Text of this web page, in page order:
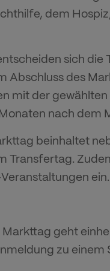
dem
sich die
Abschluss des
mit der
nach dem
beinhaltet
Transfertag.
ein.
Markttag geht
zu einem